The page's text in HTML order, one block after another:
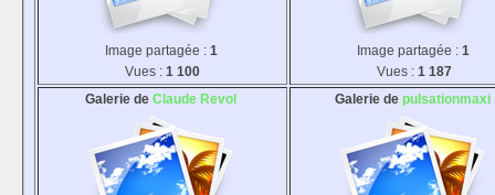
Image partagée : 1
Vues : 1 100
Image partagée : 1
Vues : 1 187
Galerie de Claude Revol Galerie de pulsationmaxi